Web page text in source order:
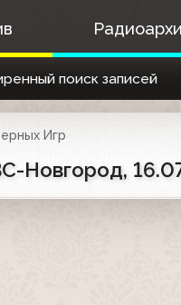
поиск записей
Игр
Новгород,